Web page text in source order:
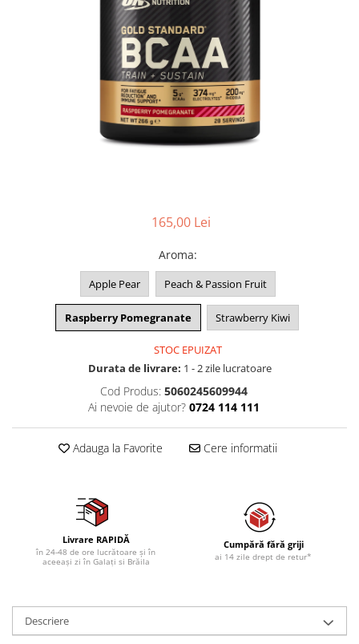
165,00 Lei
Aroma:
Apple Pear Peach & Passion Fruit
Raspberry Pomegranate Strawberry Kiwi
STOC EPUIZAT
Durata de livrare: 1 - 2 zile lucratoare
Cod Produs: 5060245609944
Ai nevoie de ajutor? 0724 114 111
Adauga la Favorite Cere informatii
Livrare RAPIDĂ
în 24-48 de ore lucrătoare și în
aceeași zi în Galați si Brăila
Cumpără fără griji
ai 14 zile drept de retur*
Descriere